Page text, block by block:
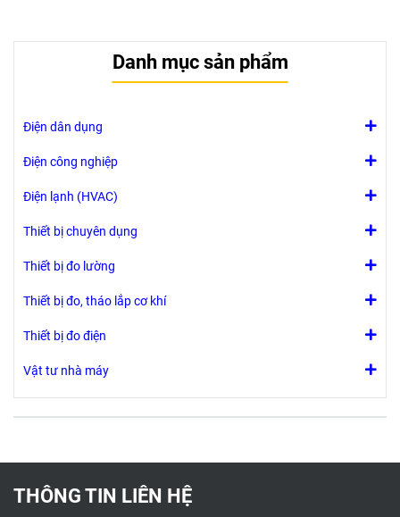
phụ: 1NO
hoặc NC
số: 50Hz,
Danh mục sản phẩm
Điện dân dụng
Điện công nghiệp
Điện lạnh (HVAC)
Thiết bị chuyên dụng
Thiết bị đo lường
Thiết bị đo, tháo lắp cơ khí
Thiết bị đo điện
Vật tư nhà máy
THÔNG TIN LIÊN HỆ